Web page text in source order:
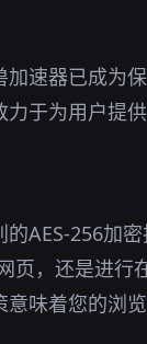
速器已成为
于为用户提
AES-256加
页，还是进
味着您的浏